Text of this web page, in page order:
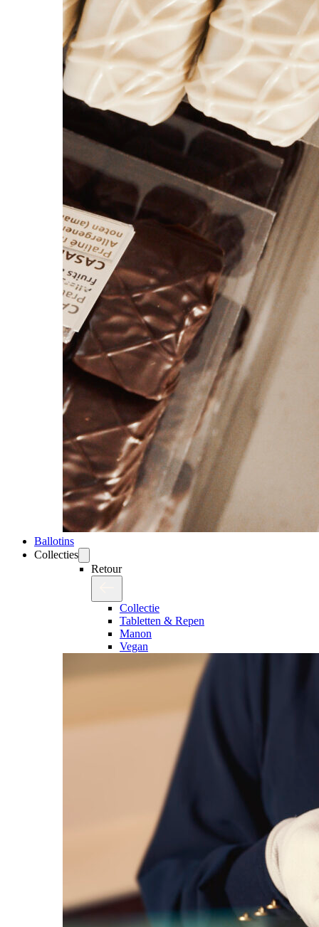
Ballotins
Collecties
Retour
Collectie
Tabletten & Repen
Manon
Vegan